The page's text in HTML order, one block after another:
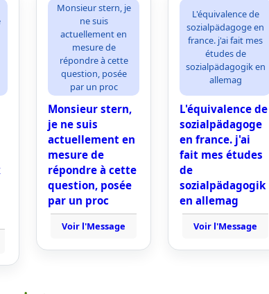
Monsieur stern, je
ne suis
actuellement en
mesure de
répondre à cette
question, posée
par un proc
Monsieur stern,
je ne suis
actuellement en
mesure de
répondre à cette
question, posée
par un proc
Voir l'Message
L'équivalence de
sozialpädagoge en
france. j'ai fait mes
études de
sozialpädagogik en
allemag
L'équivalence de
sozialpädagoge
en france. j'ai
fait mes études
de
sozialpädagogik
en allemag
Voir l'Message